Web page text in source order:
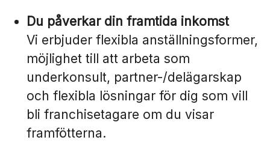
Du påverkar din framtida inkomst
Vi erbjuder flexibla anställningsformer,
möjlighet till att arbeta som
underkonsult, partner-/delägarskap
och flexibla lösningar för dig som vill
bli franchisetagare om du visar
framfötterna.